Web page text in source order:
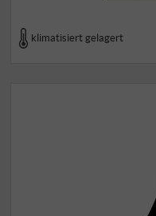
klimatisiert gelagert